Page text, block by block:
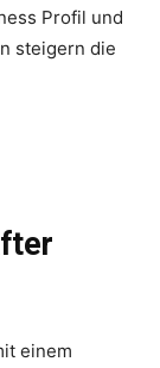
Profil und
steigern die
einem